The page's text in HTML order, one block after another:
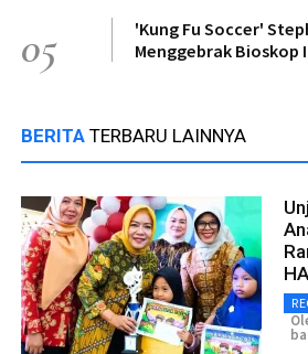
05
'Kung Fu Soccer'
Menggebrak Bioskop
BERITA TERBARU LAINNYA